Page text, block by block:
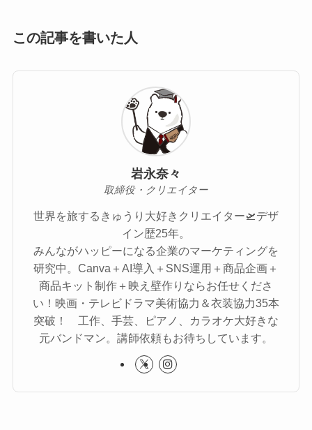
この記事を書いた人
岩永奈々
取締役・クリエイター
世界を旅するきゅうり大好きクリエイター🛫デザ
イン歴25年。
みんながハッピーになる企業のマーケティングを
研究中。Canva＋AI導入＋SNS運用＋商品企画＋
商品キット制作＋映え壁作りならお任せくださ
い！映画・テレビドラマ美術協力＆衣装協力35本
突破！ 工作、手芸、ピアノ、カラオケ大好きな
元バンドマン。講師依頼もお待ちしています。